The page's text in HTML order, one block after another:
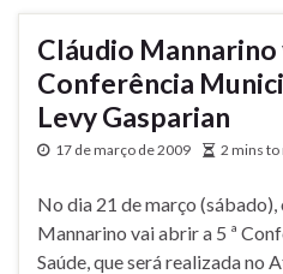
Cláudio Mannarino
Conferência
Levy Gasparian
17 de março de 2009 2 mins to
No dia 21 de março
Mannarino vai abrir a 5 ª
Saúde, que será realizada no